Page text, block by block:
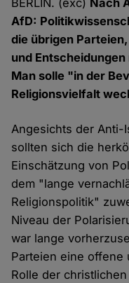
BERLIN. (exc) Nach
AfD:
die übrigen
und
Man solle "in der
Religionsvielfalt
Angesichts der Anti-
sollten sich die
Einschätzung von
dem "lange
Religionspolitik"
Niveau der
war lange
Parteien eine offene
Rolle der